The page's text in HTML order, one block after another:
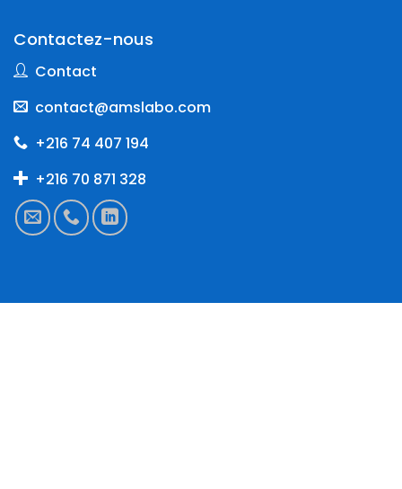
Contactez-nous
Contact
contact@amslabo.com
+216 74 407 194
+216 70 871 328